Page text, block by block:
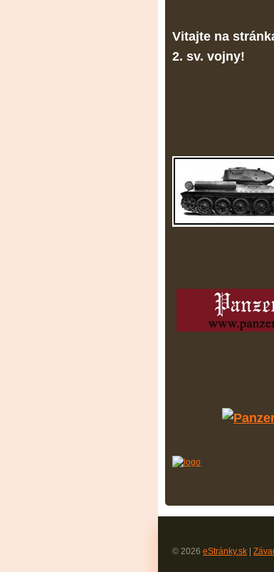
Vitajte na
2. sv. vojny!
© 2026 eStránky.sk